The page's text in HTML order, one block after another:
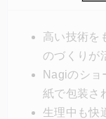
以上（45ミリリ
きるという。
高い技術を
のづくりが
Nagiのショ
紙で包装さ
生理中も快